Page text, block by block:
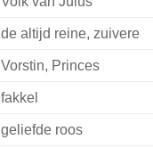
de altijd reine, zuivere
Vorstin, Princes
fakkel
geliefde roos